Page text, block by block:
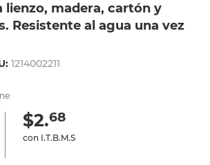
lienzo, madera, cartón y
Resistente al agua una vez
1214002211
$2.68
con I.T.B.M.S